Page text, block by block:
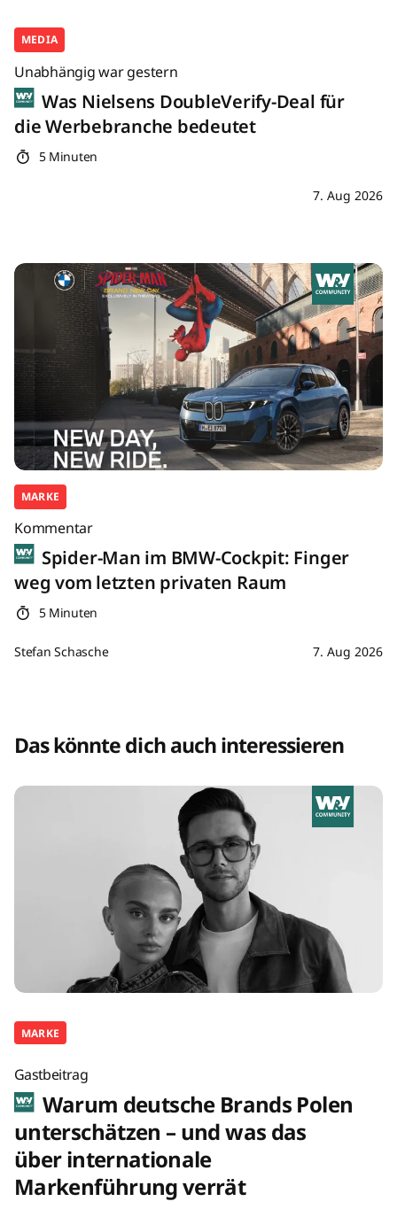
MEDIA
Unabhängig war gestern
Was Nielsens DoubleVerify-Deal für
die Werbebranche bedeutet
5 Minuten
7. Aug 2026
MARKE
Kommentar
Spider-Man im BMW-Cockpit: Finger
weg vom letzten privaten Raum
5 Minuten
Stefan Schasche 7. Aug 2026
Das könnte dich auch interessieren
MARKE
Gastbeitrag
Warum deutsche Brands Polen
unterschätzen – und was das
über internationale
Markenführung verrät